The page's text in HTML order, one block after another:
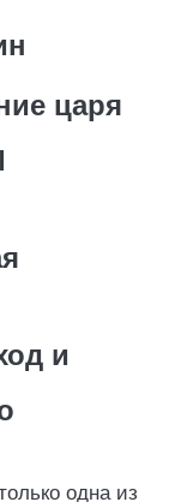
царя
и
одна из